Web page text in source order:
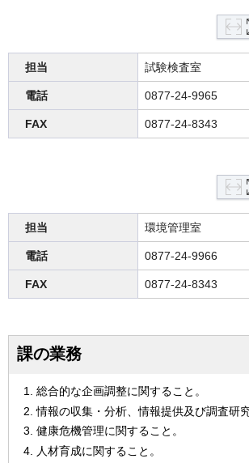
担当 試験検査室
電話 0877-24-9965
FAX 0877-24-8343
担当 環境管理室
電話 0877-24-9966
FAX 0877-24-8343
課の業務
総合的な企画調整に関すること。
情報の収集・分析、情報提供及び調査研
健康危機管理に関すること。
人材育成に関すること。